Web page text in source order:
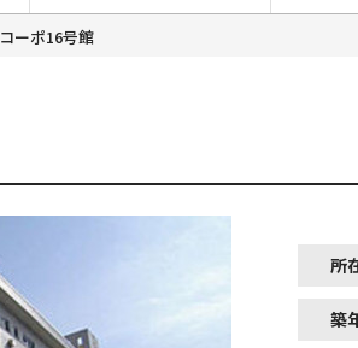
ーポ16号館
所
築